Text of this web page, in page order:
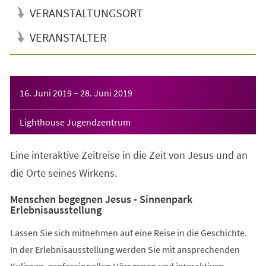
VERANSTALTUNGSORT
VERANSTALTER
16. Juni 2019– 28. Juni 2019
Lighthouse Jugendzentrum
Eine interaktive Zeitreise in die Zeit von Jesus und an
die Orte seines Wirkens.
Menschen begegnen Jesus - Sinnenpark
Erlebnisausstellung
Lassen Sie sich mitnehmen auf eine Reise in die Geschichte.
In der Erlebnisausstellung werden Sie mit ansprechenden